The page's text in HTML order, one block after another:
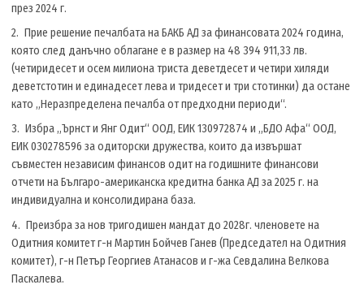
през 2024 г.
Прие решение печалбата на БАКБ АД за финансовата 2024 година,
която след данъчно облагане е в размер на 48 394 911,33 лв.
(четиридесет и осем милиона триста деветдесет и четири хиляди
деветстотин и единадесет лева и тридесет и три стотинки) да остане
като „Неразпределена печалба от предходни периоди“.
Избра „Ърнст и Янг Одит“ ООД, ЕИК 130972874 и „БДО Афа“ ООД,
ЕИК 030278596 за одиторски дружества, които да извършат
съвместен независим финансов одит на годишните финансови
отчети на Българо-американска кредитна банка АД за 2025 г. на
индивидуална и консолидирана база.
Преизбра за нов тригодишен мандат до 2028г. членовете на
Одитния комитет г-н Мартин Бойчев Ганев (Председател на Одитния
комитет), г-н Петър Георгиев Атанасов и г-жа Севдалина Велкова
Паскалева.